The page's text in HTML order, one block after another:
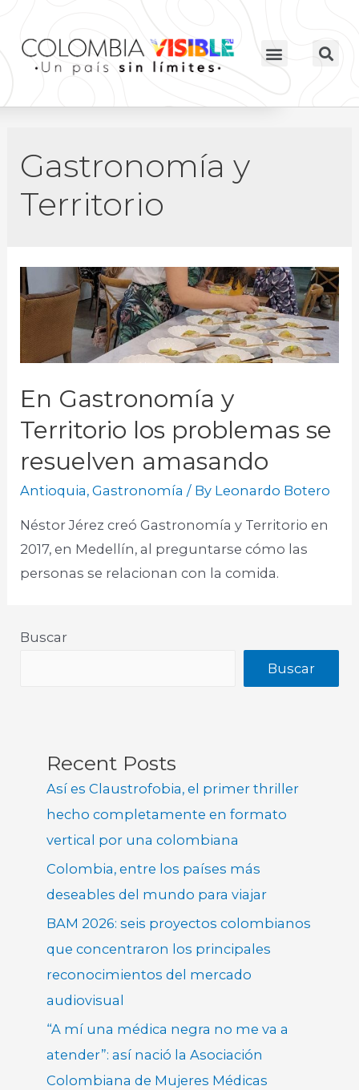
Gastronomía y
Territorio
En Gastronomía y
Territorio los problemas se
resuelven amasando
Antioquia,Gastronomía / By Leonardo Botero
Néstor Jérez creó Gastronomía y Territorio en
2017, en Medellín, al preguntarse cómo las
personas se relacionan con la comida.
Buscar
Buscar
Recent Posts
Así es Claustrofobia, el primer thriller
hecho completamente en formato
vertical por una colombiana
Colombia, entre los países más
deseables del mundo para viajar
BAM 2026: seis proyectos colombianos
que concentraron los principales
reconocimientos del mercado
audiovisual
“A mí una médica negra no me va a
atender”: así nació la Asociación
Colombiana de Mujeres Médicas